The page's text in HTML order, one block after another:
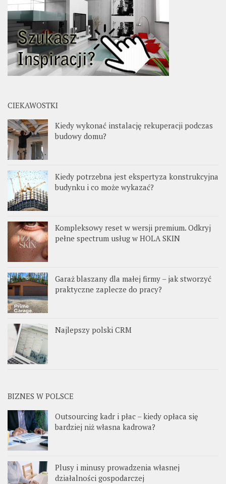
CIEKAWOSTKI
Kiedy wykonać instalację rekuperacji podczas
budowy domu?
Kiedy potrzebna jest ekspertyza konstrukcyjna
budynku i co może wykazać?
Kompleksowy reset w wersji premium. Odkryj
pełne spectrum usług w HOLA SKIN
Garaż blaszany dla małej firmy – jak stworzyć
praktyczne zaplecze do pracy?
Najlepszy polski CRM
BIZNES W POLSCE
Outsourcing kadr i płac – kiedy opłaca się
bardziej niż własna kadrowa?
Plusy i minusy prowadzenia własnej
działalności gospodarczej